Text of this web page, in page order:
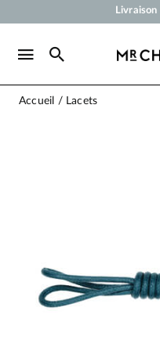
Cirages et produits d'entretien
Paiement en 3x 4x
Accueil Lacets